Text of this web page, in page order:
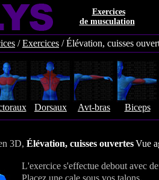
Exercices
de musculation
/Exercices /Élévation, cuisses
Dorsaux Avt-bras Biceps
3D, Élévation, cuisses ouvertesVue
L'exercice s'effectue debout avec
Placez une cale sous vos talons.